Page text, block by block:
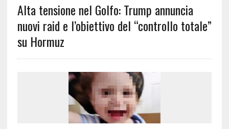
Alta tensione nel Golfo: Trump annuncia
nuovi raid e l’obiettivo del “controllo totale”
su Hormuz